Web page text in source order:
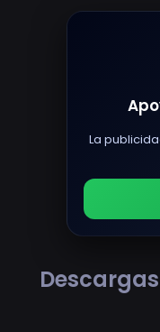
La
Descargas